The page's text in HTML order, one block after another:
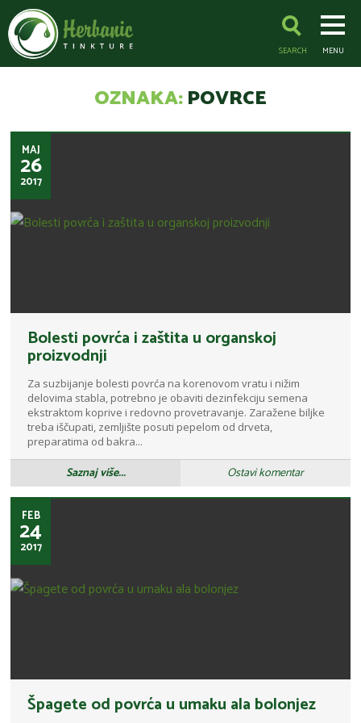
SEARCH MENU
OZNAKA:POVRCE
MAJ
26
2017
Bolesti povrća i zaštita u organskoj
proizvodnji
Za suzbijanje bolesti povrća na korenovom vratu i nižim
delovima stabla, potrebno je obaviti dezinfekciju semena
ekstraktom koprive i redovno provetravanje. Zaražene biljke
treba iščupati, zemljište posuti pepelom od drveta,
preparatima od bakra...
Saznaj više... Ostavi komentar
FEB
24
2017
Špagete od povrća u umaku ala bolonjez